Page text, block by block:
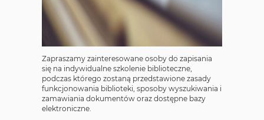
Zapraszamy zainteresowane osoby do zapisania
się na indywidualne szkolenie biblioteczne,
podczas którego zostaną przedstawione zasady
funkcjonowania biblioteki, sposoby wyszukiwania i
zamawiania dokumentów oraz dostępne bazy
elektroniczne.